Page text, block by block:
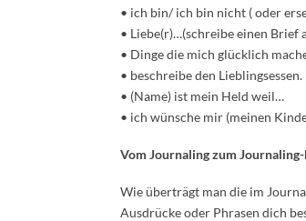
• ich bin/ ich bin nicht ( oder
• Liebe(r)…(schreibe einen Brief
• Dinge die mich glücklich
• beschreibe den
• (Name) ist mein Held weil…
• ich wünsche mir (meinen
Vom Journaling zum
Wie überträgt man die im
Ausdrücke oder Phrasen dich